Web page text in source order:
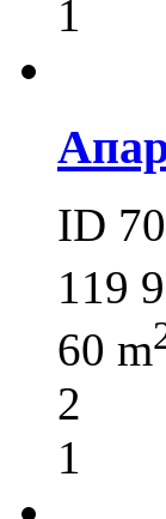
1
ID
119
60 m
2
1